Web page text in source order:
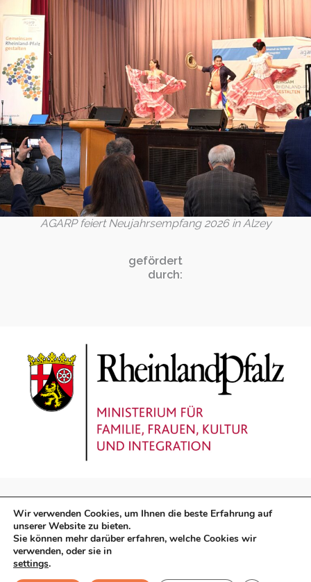
AGARP feiert Neujahrsempfang 2026 in Alzey
gefördert
durch:
Impressum
Copyright © 2026 AGARP - Rheinland-Pfalz | Präsentiert von
Wir verwenden Cookies, um Ihnen die beste Erfahrung auf
unserer Website zu bieten.
Sie können mehr darüber erfahren, welche Cookies wir
verwenden, oder sie in
settings.